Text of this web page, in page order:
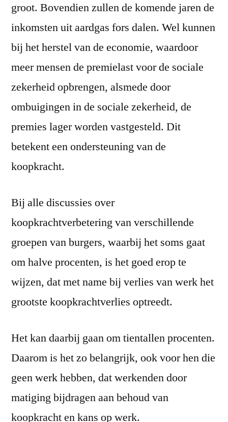
groot. Bovendien zullen de komende jaren de
inkomsten uit aardgas fors dalen. Wel kunnen
bij het herstel van de economie, waardoor
meer mensen de premielast voor de sociale
zekerheid opbrengen, alsmede door
ombuigingen in de sociale zekerheid, de
premies lager worden vastgesteld. Dit
betekent een ondersteuning van de
koopkracht.
Bij alle discussies over
koopkrachtverbetering van verschillende
groepen van burgers, waarbij het soms gaat
om halve procenten, is het goed erop te
wijzen, dat met name bij verlies van werk het
grootste koopkrachtverlies optreedt.
Het kan daarbij gaan om tientallen procenten.
Daarom is het zo belangrijk, ook voor hen die
geen werk hebben, dat werkenden door
matiging bijdragen aan behoud van
koopkracht en kans op werk.